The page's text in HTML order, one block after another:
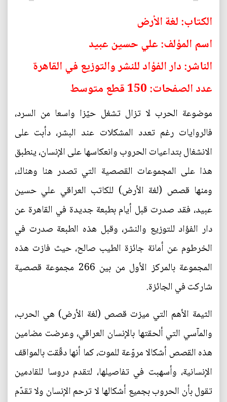
الكتاب: لغة الأرض
اسم المؤلف: علي حسين عبيد
الناشر: دار الفؤاد للنشر والتوزيع في القاهرة
عدد الصفحات: 150 قطع متوسط
موضوعة الحرب لا تزال تشغل حيّزا واسعا من السرد،
فالروايات رغم تعدد المشكلات عند البشر، دأبت على
الانشغال بتداعيات الحروب وانعكاسها على الإنسان، ينطبق
هذا على المجموعات القصصية التي تصدر هنا وهناك،
ومنها قصص (لغة الأرض) للكاتب العراقي علي حسين
عبيد، فقد صدرت قبل أيام بطبعة جديدة في القاهرة عن
دار الفؤاد للتوزيع والنشر، وقبل هذه الطبعة صدرت في
الخرطوم عن أمانة جائزة الطيب صالح، حيث فازت هذه
المجموعة بالمركز الأول من بين 266 مجموعة قصصية
شاركت في الجائزة.
الثيمة الأهم التي ميزت قصص (لغة الأرض) هي الحرب،
والمآسي التي ألحقتها بالإنسان العراقي، وعرضت مضامين
هذه القصص أشكالا مروّعة للموت، كما أنها دقّقت بالمواقف
الإنسانية، وأسهبت في تفاصيلها، لتقدم دروسا للقادمين
تقول بأن الحروب بجميع أشكالها لا ترحم الإنسان ولا تقدّم